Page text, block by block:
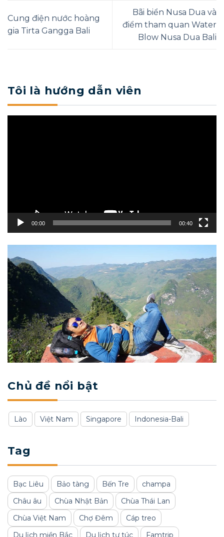
Cung điện nước hoàng
gia Tirta Gangga Bali
Bãi biển Nusa Dua và
điểm tham quan Water
Blow Nusa Dua Bali
Tôi là hướng dẫn viên
00:00 00:40
Chủ đề nổi bật
Lào Việt Nam Singapore Indonesia-Bali
Tag
Bạc Liêu Bảo tàng Bến Tre
champa
Châu âu
Chùa Nhật Bản
Chùa Thái Lan
Chùa Việt Nam
Chợ Đêm
Cáp treo